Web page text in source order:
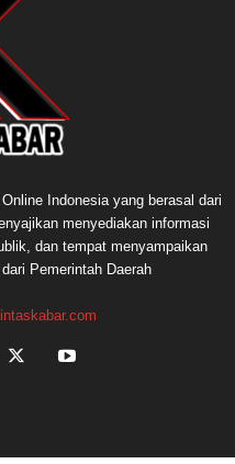
Indonesia yang berasal dari
menyediakan informasi
dan tempat menyampaikan
Pemerintah Daerah